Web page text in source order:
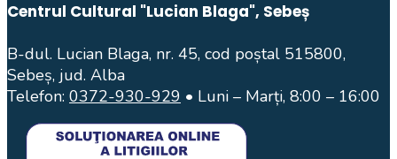
Centrul Cultural "Lucian Blaga", Sebeș
B-dul. Lucian Blaga, nr. 45, cod poștal 515800,
Sebeș, jud. Alba
Telefon: 0372-930-929 • Luni – Marți, 8:00 – 16:00